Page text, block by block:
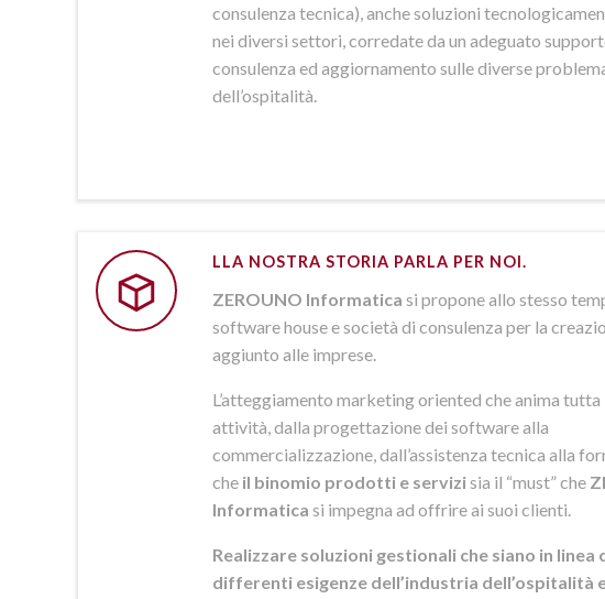
consulenza tecnica), anche soluzioni
nei diversi settori, corredate da un adeguato
consulenza ed aggiornamento sulle diverse
dell’ospitalità.
LLA NOSTRA STORIA PARLA PER NOI.
ZEROUNO Informatica si propone allo stesso
software house e società di consulenza per la
aggiunto alle imprese.
L’atteggiamento marketing oriented che anima tutta
attività, dalla progettazione dei software alla
commercializzazione, dall’assistenza tecnica alla
che il binomio prodotti e servizisia il “must” che
Informatica si impegna ad offrire ai suoi clienti.
Realizzare soluzioni gestionali che siano in linea
differenti esigenze dell’industria dell’ospitalità